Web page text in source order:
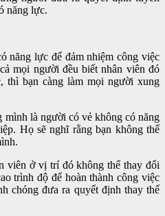
năng lực.
năng lực để đảm nhiệm công việc
mọi người đều biết nhân viên đó
thì bạn càng làm mọi người xung
mình là người có vẻ không có năng
Họ sẽ nghĩ rằng bạn không thể
viên ở vị trí đó không thể thay đổi
trình độ để hoàn thành công việc
chóng đưa ra quyết định thay thế